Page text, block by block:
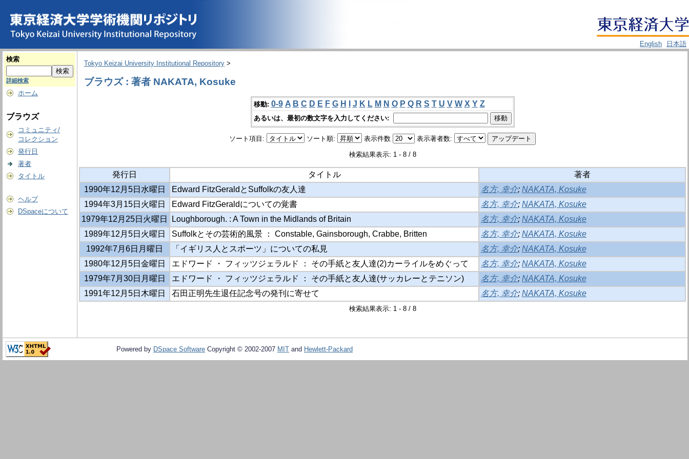
English
日本語
検索
詳細検索
ホーム
ブラウズ
コミュニティ/
コレクション
発行日
著者
タイトル
ヘルプ
DSpaceについて
Tokyo Keizai University Institutional Repository >
ブラウズ : 著者 NAKATA, Kosuke
移動: 0-9 A B C D E F G H J K L M N O P Q R S T U V W X Y Z
あるいは、最初の数文字を入力してください:
ソート項目: ソート順: 表示件数 表示著者数:
検索結果表示: 1 - 8 / 8
発行日 タイトル
著者
1990年12月5日水曜日
Edward FitzGeraldとSuffolkの友人達 名方, 幸介; NAKATA, Kosuke
1994年3月15日火曜日
Edward FitzGeraldについての覚書 名方, 幸介; NAKATA, Kosuke
1979年12月25日火曜日
Loughborough. : A Town in the Midlands of Britain 名方, 幸介; NAKATA, Kosuke
1989年12月5日火曜日
Suffolkとその芸術的風景 ： Constable, Gainsborough, Crabbe, Britten 名方, 幸介; NAKATA, Kosuke
1992年7月6日月曜日
「イギリス人とスポーツ」についての私見 名方, 幸介; NAKATA, Kosuke
1980年12月5日金曜日
エドワード ・ フィッツジェラルド ： その手紙と友人達(2)カーライルをめぐって 名方, 幸介; NAKATA, Kosuke
1979年7月30日月曜日
エドワード ・ フィッツジェラルド ： その手紙と友人達(サッカレーとテニソン) 名方, 幸介; NAKATA, Kosuke
1991年12月5日木曜日
石田正明先生退任記念号の発刊に寄せて 名方, 幸介; NAKATA, Kosuke
検索結果表示: 1 - 8 / 8
Powered by DSpace Software Copyright © 2002-2007 MIT and Hewlett-Packard